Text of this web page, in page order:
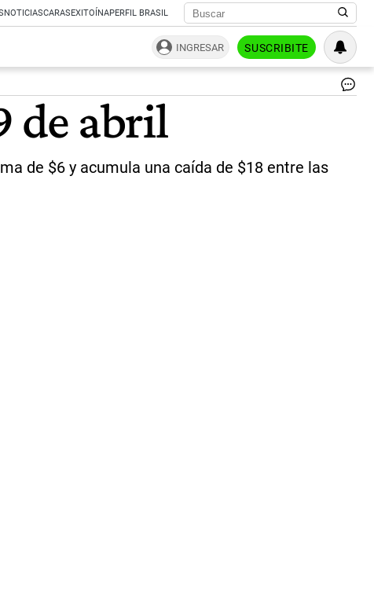
NOTICIASCARASEXITOÍNAPERFIL BRASIL
INGRESAR SUSCRIBITE
de abril
de $6 y acumula una caída de $18 entre las